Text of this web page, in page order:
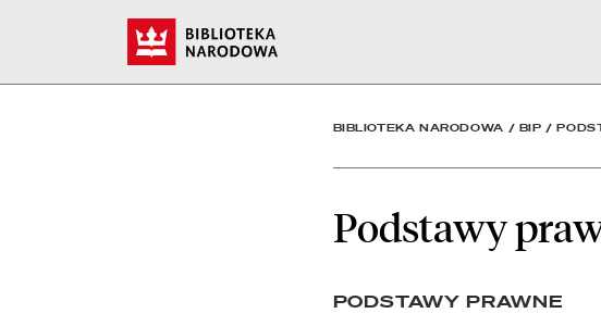
Podstawy prawne - Biblioteka
BIBLIOTEKA NARODOWA / BIP /
Podstawy
PODSTAWY PRAWNE